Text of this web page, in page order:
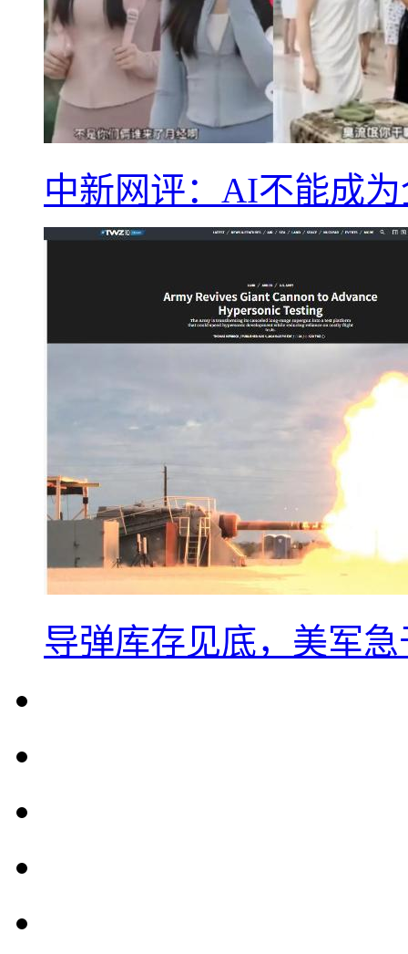
中新网评：AI不能成
导弹库存见底，美军